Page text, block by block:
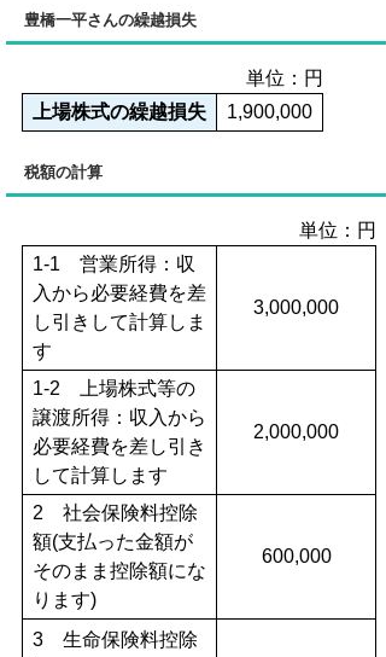
豊橋一平さんの繰越損失
単位：円
上場株式の繰越損失
1,900,000
税額の計算
単位：円
1-1 営業所得：収
入から必要経費を差
し引きして計算しま
す
3,000,000
1-2 上場株式等の
譲渡所得：収入から
必要経費を差し引き
して計算します
2,000,000
2 社会保険料控除
額(支払った金額が
そのまま控除額にな
ります)
600,000
3 生命保険料控除